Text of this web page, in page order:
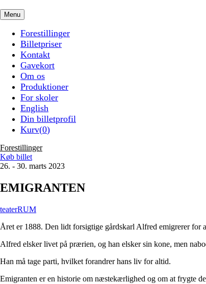
Menu
Forestillinger
Billetpriser
Kontakt
Gavekort
Om os
Produktioner
For skoler
English
Din billetprofil
Kurv(0)
Forestillinger
Køb billet
26. - 30. marts 2023
EMIGRANTEN
teaterRUM
Året er 1888. Den lidt forsigtige gårdskarl Alfred emigrerer for
Alfred elsker livet på prærien, og han elsker sin kone, men
Han må tage parti, hvilket forandrer hans liv for altid.
Emigranten er en historie om næstekærlighed og om at frygte